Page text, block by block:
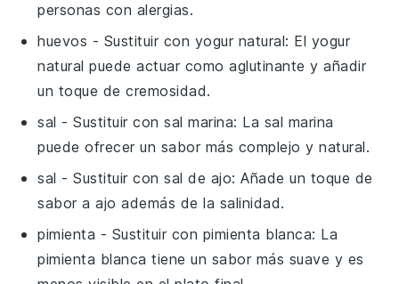
personas con alergias.
huevos - Sustituir con yogur natural: El yogur
natural puede actuar como aglutinante y añadir
un toque de cremosidad.
sal - Sustituir consal marina: La sal marina
puede ofrecer un sabor más complejo y natural.
sal - Sustituir consal de ajo: Añade un toque de
sabor a ajo además de la salinidad.
pimienta - Sustituir con pimienta blanca: La
pimienta blanca tiene un sabor más suave y es